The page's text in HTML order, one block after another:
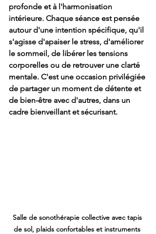
profonde et à l'harmonisation
intérieure. Chaque séance est pensée
autour d'une intention spécifique, qu'il
s'agisse d'apaiser le stress, d'améliorer
le sommeil, de libérer les tensions
corporelles ou de retrouver une clarté
mentale. C'est une occasion privilégiée
de partager un moment de détente et
de bien-être avec d'autres, dans un
cadre bienveillant et sécurisant.
Salle de sonothérapie collective avec tapis
de sol, plaids confortables et instruments